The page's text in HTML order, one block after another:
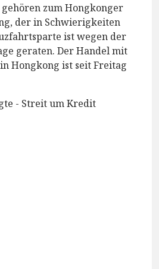
zum Hongkonger
der in Schwierigkeiten
ist wegen der
geraten. Der Handel mit
Hongkong ist seit Freitag
- Streit um Kredit